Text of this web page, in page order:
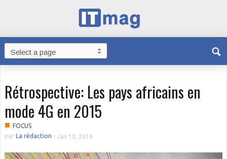
Rétrospective: Les pays africains en
mode 4G en 2015
■ FOCUS
par La rédaction - Jan 10, 2016